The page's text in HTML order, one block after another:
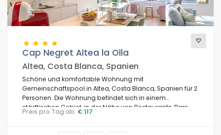
Blicke
Weitere Kategorien
Cap Negret Altea la Olla
Altea, Costa Blanca, Spanien
Schöne und komfortable Wohnung mit
Gemeinschaftspool in Altea, Costa Blanca, Spanien für 2
Personen. Die Wohnung befindet sich in einem
städtischen Gebiet, in der Nähe von Restaurants, Bars,
Supermärkten und nur 100 m vom Strand entfernt.
Preis pro Tag ab: € 117